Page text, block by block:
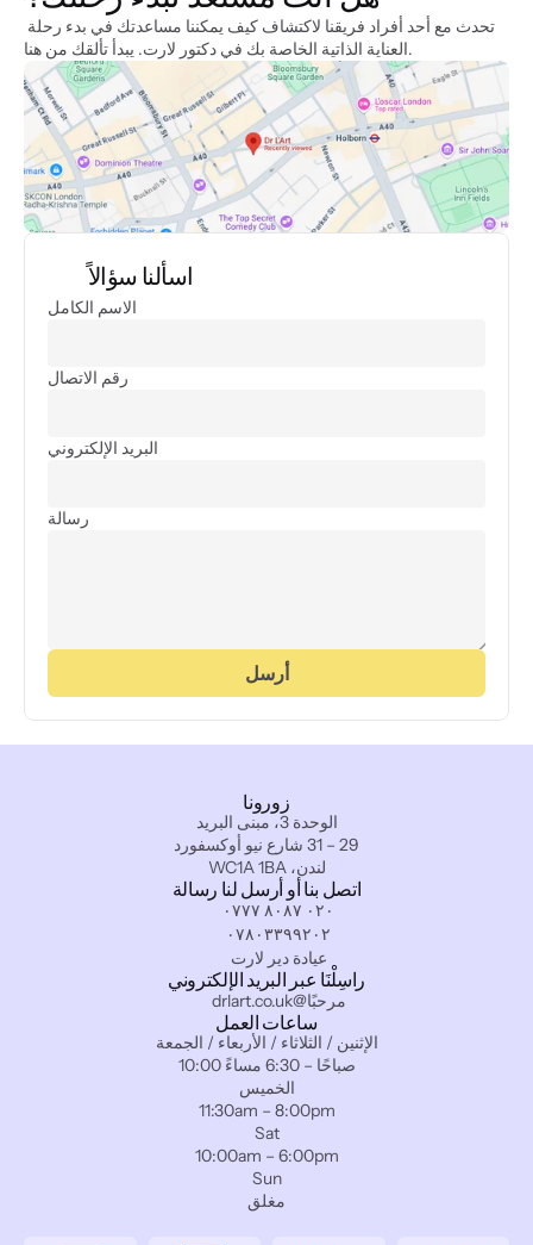
العناية الذاتية الخاصة بك في دكتور لارت. يبدأ تألقك من هنا.
اسألنا سؤالاً
الاسم الكامل
رقم الاتصال
البريد الإلكتروني
رسالة
أرسل
زورونا
الوحدة 3، مبنى البريد
29 – 31 شارع نيو أوكسفورد
لندن، WC1A 1BA
اتصل بنا أو أرسل لنا رسالة
٠٢٠ ٨٠٨٧ ٠٧٧٧
٠٧٨٠٣٣٩٩٢٠٢
عيادة دير لارت
راسِلْنَا عبر البريد الإلكتروني
مرحبًا@drlart.co.uk
ساعات العمل
الإثنين / الثلاثاء / الأربعاء / الجمعة
10:00 صباحًا – 6:30 مساءً
الخميس
11:30am – 8:00pm
Sat
10:00am – 6:00pm
Sun
مغلق